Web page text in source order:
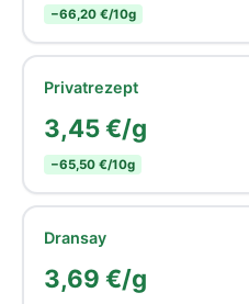
−66,20 €/10g
Privatrezept
3,45 €/g
−65,50 €/10g
Dransay
3,69 €/g